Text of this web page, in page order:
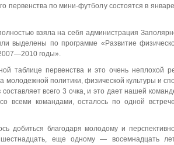
первенства по мини-футболу состоятся в
взяла на себя администрация
по программе «Развитие
годы».
таблице первенства и это очень неплохой
молодежной политики, физической культуры и
всего 3 очка, и это дает нашей
всеми командами, осталось по одной
добиться благодаря молодому и
еще одному — восемнадцать